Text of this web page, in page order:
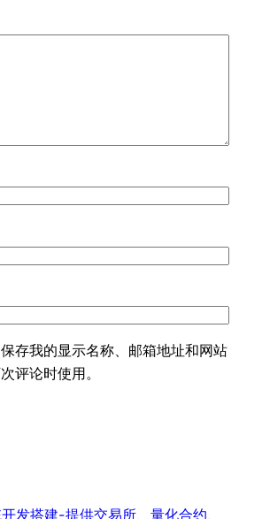
存我的显示名称、邮箱地址和网站
评论时使用。
发搭建-提供交易所、量化合约、